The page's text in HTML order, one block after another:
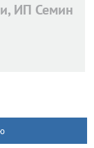
ИП Семин